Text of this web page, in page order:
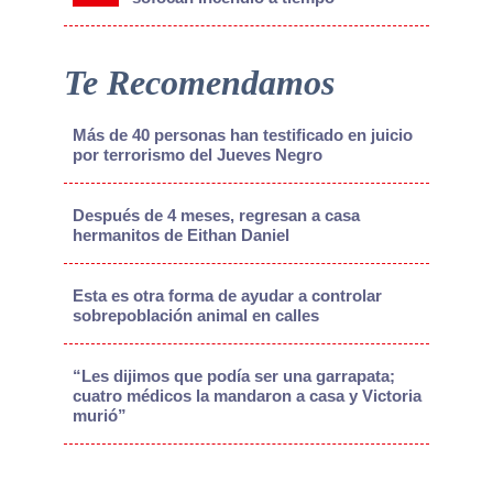
Te Recomendamos
Más de 40 personas han testificado en juicio
por terrorismo del Jueves Negro
Después de 4 meses, regresan a casa
hermanitos de Eithan Daniel
Esta es otra forma de ayudar a controlar
sobrepoblación animal en calles
“Les dijimos que podía ser una garrapata;
cuatro médicos la mandaron a casa y Victoria
murió”